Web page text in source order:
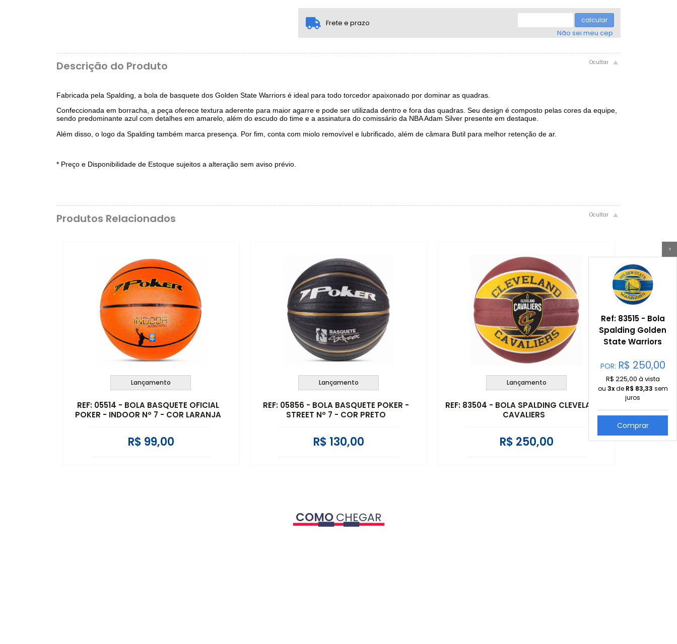
>
Ref: 83515 - Bola
Spalding Golden
State Warriors
POR: R$ 250,00
R$ 225,00 à vista
ou 3xde R$ 83,33 sem
juros
Comprar
......
Frete e prazo
calcular
Não sei meu cep
Descrição do Produto
Fabricada pela Spalding, a bola de basquete dos Golden State Warriors é ideal para todo torcedor apaixonado por dominar as quadras.
Confeccionada em borracha, a peça oferece textura aderente para maior agarre e pode ser utilizada dentro e fora das quadras. Seu design é composto pelas cores da equipe,
sendo predominante azul com detalhes em amarelo, além do escudo do time e a assinatura do comissário da NBA Adam Silver presente em destaque.
Além disso, o logo da Spalding também marca presença. Por fim, conta com miolo removível e lubrificado, além de câmara Butil para melhor retenção de ar.
* Preço e Disponibilidade de Estoque sujeitos a alteração sem aviso prévio.
Produtos Relacionados
Lançamento
REF: 05514 - BOLA BASQUETE OFICIAL
POKER - INDOOR Nº 7 - COR LARANJA
R$ 99,00
Lançamento
REF: 05856 - BOLA BASQUETE POKER -
STREET Nº 7 - COR PRETO
R$ 130,00
Lançamento
REF: 83504 - BOLA SPALDING CLEVELAND
CAVALIERS
R$ 250,00
COMOCHEGAR